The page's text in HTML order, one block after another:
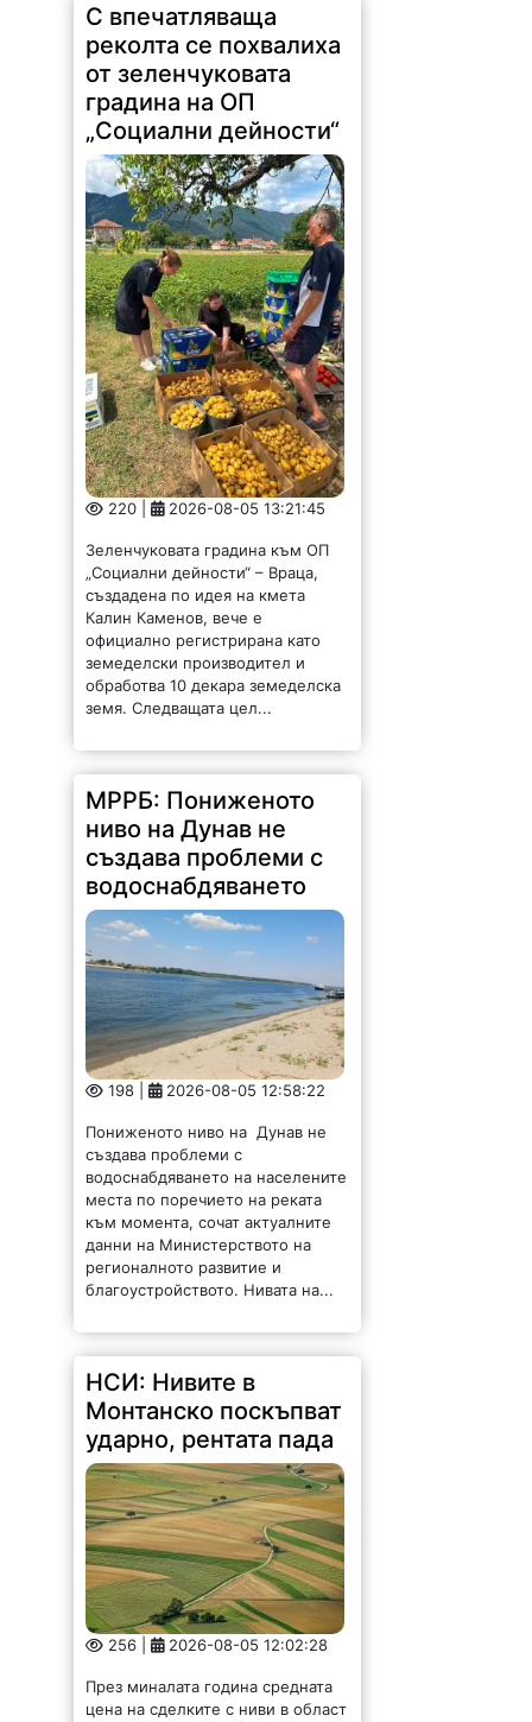
С впечатляваща
реколта се похвалиха
от зеленчуковата
градина на ОП
„Социални дейности“
220 | 2026-08-05 13:21:45
Зеленчуковата градина към ОП
„Социални дейности“ – Враца,
създадена по идея на кмета
Калин Каменов, вече е
официално регистрирана като
земеделски производител и
обработва 10 декара земеделска
земя. Следващата цел...
МРРБ: Пониженото
ниво на Дунав не
създава проблеми с
водоснабдяването
198 | 2026-08-05 12:58:22
Пониженото ниво на Дунав не
създава проблеми с
водоснабдяването на населените
места по поречието на реката
към момента, сочат актуалните
данни на Министерството на
регионалното развитие и
благоустройството. Нивата на...
НСИ: Нивите в
Монтанско поскъпват
ударно, рентата пада
256 | 2026-08-05 12:02:28
През миналата година средната
цена на сделките с ниви в област